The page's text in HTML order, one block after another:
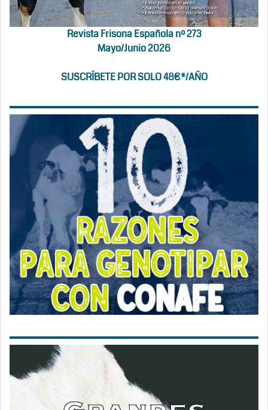
Revista Frisona Española nº 273
Mayo/Junio 2026
SUSCRÍBETE POR SOLO 48€*/AÑO